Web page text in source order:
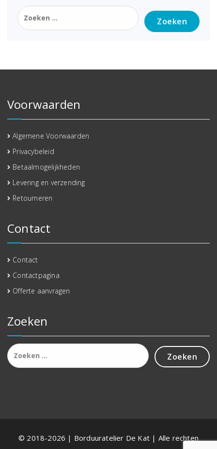
Zoeken
naar:
Voorwaarden
Algemene Voorwaarden
Privacybeleid
Betaalmogelijkheden
Levering en verzending
Retourneren
Contact
Contact
Contactpagina
Offerte aanvragen
Zoeken
Zoeken
naar:
© 2018-2026 | Borduuratelier De Kat | Alle rechten